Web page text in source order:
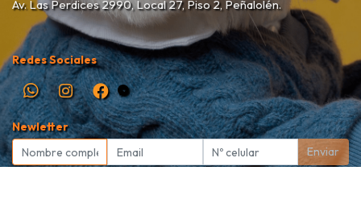
Av. Las Perdices 2990, Local 27, Piso 2, Peñalolén.
Redes Sociales
Newletter
Enviar